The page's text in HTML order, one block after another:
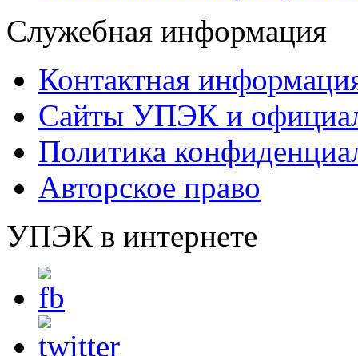
Служебная информация
Контактная
Сайты УПЭК и
Политика
Авторское право
УПЭК в интернете